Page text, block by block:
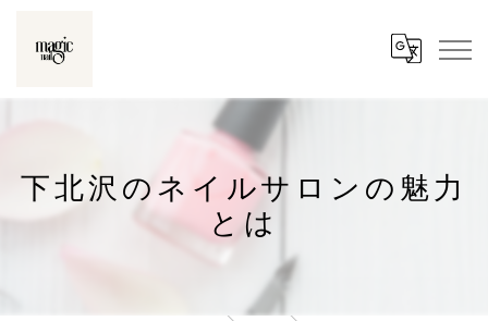
下北沢のネイルサロンの魅力
とは